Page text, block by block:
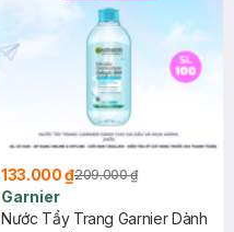
133.000 ₫209.000 ₫
Garnier
Nước Tẩy Trang Garnier Dành